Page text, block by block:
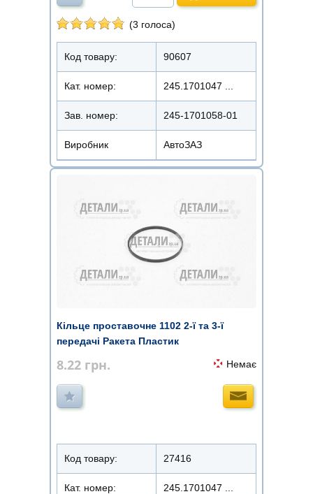
(3 голоса)
Код товару: 90607
Кат. номер: 245.1701047 ...
Зав. номер: 245-1701058-01
Виробник АвтоЗАЗ
Кільце проставочне 1102 2-ї та 3-ї
передачі Ракета Пластик
8.22 грн. Немає
Код товару: 27416
Кат. номер: 245.1701047 ...